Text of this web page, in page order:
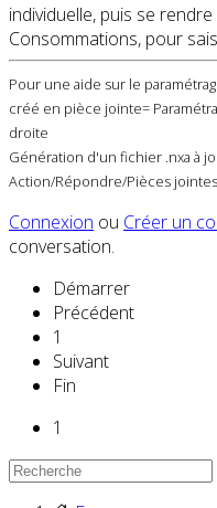
individuelle, puis se
Consommations, pour
Pour une aide sur le
créé en pièce jointe=
droite
Génération d'un fichier .nxa à
Action/Répondre/Pièces
Connexion ou Créer un
conversation.
Démarrer
Précédent
1
Suivant
Fin
1